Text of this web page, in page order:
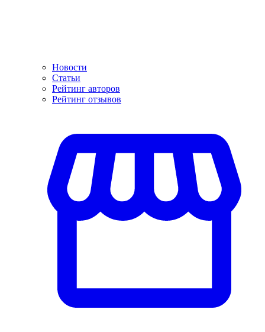
Новости
Статьи
Рейтинг авторов
Рейтинг отзывов